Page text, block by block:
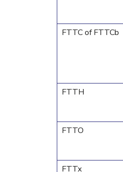
FTTC of FTTCb
FTTH
FTTO
FTTx